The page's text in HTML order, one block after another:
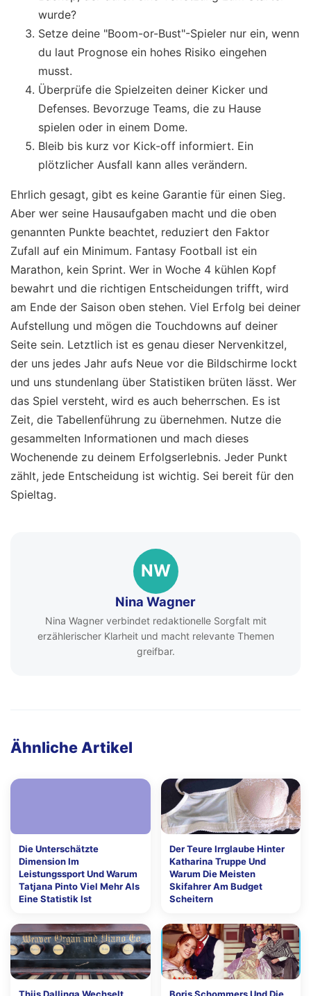
wurde?
Setze deine "Boom-or-Bust"-Spieler nur ein, wenn
du laut Prognose ein hohes Risiko eingehen
musst.
Überprüfe die Spielzeiten deiner Kicker und
Defenses. Bevorzuge Teams, die zu Hause
spielen oder in einem Dome.
Bleib bis kurz vor Kick-off informiert. Ein
plötzlicher Ausfall kann alles verändern.
Ehrlich gesagt, gibt es keine Garantie für einen Sieg.
Aber wer seine Hausaufgaben macht und die oben
genannten Punkte beachtet, reduziert den Faktor
Zufall auf ein Minimum. Fantasy Football ist ein
Marathon, kein Sprint. Wer in Woche 4 kühlen Kopf
bewahrt und die richtigen Entscheidungen trifft, wird
am Ende der Saison oben stehen. Viel Erfolg bei deiner
Aufstellung und mögen die Touchdowns auf deiner
Seite sein. Letztlich ist es genau dieser Nervenkitzel,
der uns jedes Jahr aufs Neue vor die Bildschirme lockt
und uns stundenlang über Statistiken brüten lässt. Wer
das Spiel versteht, wird es auch beherrschen. Es ist
Zeit, die Tabellenführung zu übernehmen. Nutze die
gesammelten Informationen und mach dieses
Wochenende zu deinem Erfolgserlebnis. Jeder Punkt
zählt, jede Entscheidung ist wichtig. Sei bereit für den
Spieltag.
NW
Nina Wagner
Nina Wagner verbindet redaktionelle Sorgfalt mit
erzählerischer Klarheit und macht relevante Themen
greifbar.
Ähnliche Artikel
Die Unterschätzte
Dimension Im
Leistungssport Und Warum
Tatjana Pinto Viel Mehr Als
Eine Statistik Ist
Der Teure Irrglaube Hinter
Katharina Truppe Und
Warum Die Meisten
Skifahrer Am Budget
Scheitern